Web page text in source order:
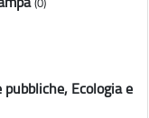
Ecologia e